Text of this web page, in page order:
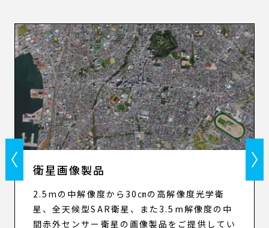
衛星画像製品
2.5mの中解像度から30㎝の高解像度光学衛
星、全天候型SAR衛星、また3.5m解像度の中
間赤外センサー衛星の画像製品をご提供してい